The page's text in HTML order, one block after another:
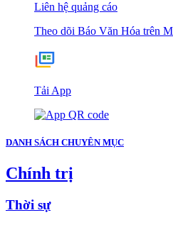
Liên hệ quảng cáo
Theo dõi Báo Văn Hóa trên
Tải App
DANH SÁCH CHUYÊN MỤC
Chính trị
Thời sự